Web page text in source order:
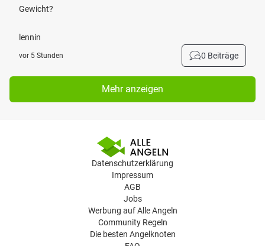
Gewicht?
lennin
vor 5 Stunden 0 Beiträge
Mehr anzeigen
Datenschutzerklärung
Impressum
AGB
Jobs
Werbung auf Alle Angeln
Community Regeln
Die besten Angelknoten